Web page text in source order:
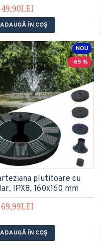
49,90LEI
ADAUGĂ ÎN COŞ
NOU
-65 %
plutitoare cu
IPX8, 160x160 mm
69,99LEI
ADAUGĂ ÎN COŞ